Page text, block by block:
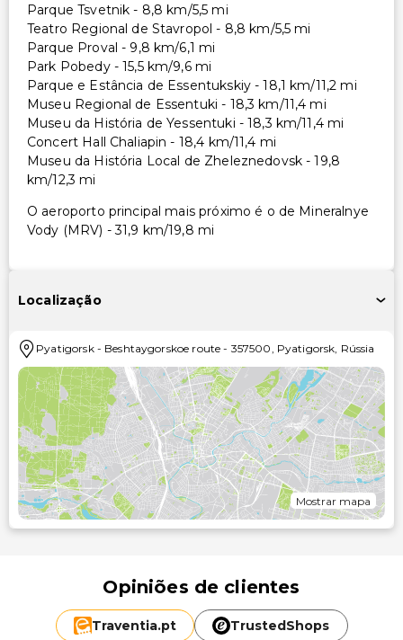
Parque Tsvetnik - 8,8 km/5,5 mi
Teatro Regional de Stavropol - 8,8 km/5,5 mi
Parque Proval - 9,8 km/6,1 mi
Park Pobedy - 15,5 km/9,6 mi
Parque e Estância de Essentukskiy - 18,1 km/11,2 mi
Museu Regional de Essentuki - 18,3 km/11,4 mi
Museu da História de Yessentuki - 18,3 km/11,4 mi
Concert Hall Chaliapin - 18,4 km/11,4 mi
Museu da História Local de Zheleznedovsk - 19,8
km/12,3 mi
O aeroporto principal mais próximo é o de Mineralnye
Vody (MRV) - 31,9 km/19,8 mi
Localização
Pyatigorsk- Beshtaygorskoe route - 357500 Pyatigorsk Rússia
Mostrar mapa
Opiniões de clientes
Traventia.pt TrustedShops